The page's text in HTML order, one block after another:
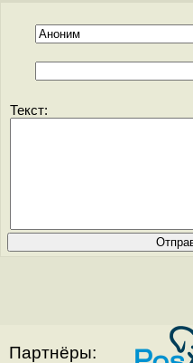
Текст:
Партнёры: